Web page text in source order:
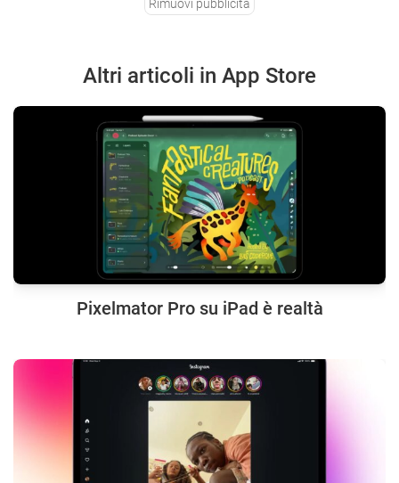
Rimuovi pubblicità
Altri articoli in App Store
Pixelmator Pro su iPad è realtà